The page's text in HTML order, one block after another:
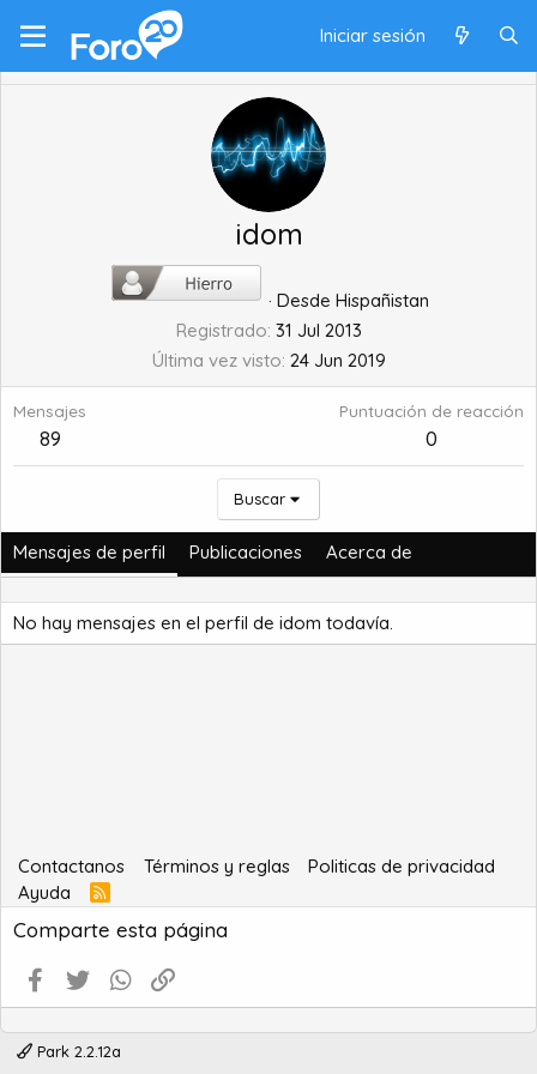
Iniciar sesión
idom
· Desde Hispañistan
Registrado 31 Jul 2013
Última vez visto 24 Jun 2019
Mensajes
89
Puntuación de reacción
0
Buscar
Mensajes de perfil Publicaciones Acerca de
No hay mensajes en el perfil de idom todavía.
Contactanos Términos y reglas
Politicas de privacidad
Ayuda
R
S
S
Comparte esta página
Facebook
Twitter WhatsApp
Park 2.2.12a